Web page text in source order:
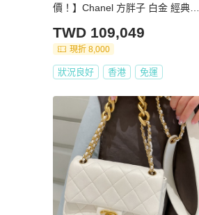
價！】Chanel 方胖子 白金 經典保
TWD 109,049
現折 8,000
狀況良好 香港 免運